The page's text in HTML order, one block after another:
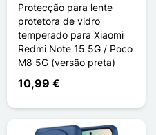
Protecção para lente
protetora de vidro
temperado para Xiaomi
Redmi Note 15 5G / Poco
M8 5G (versão preta)
10,99 €